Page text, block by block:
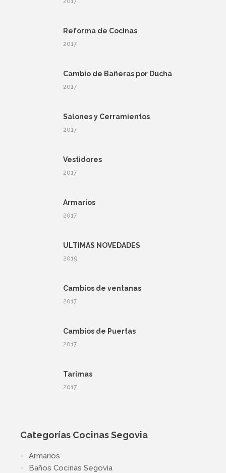
Reforma de Cocinas
2017
Cambio de Bañeras por Ducha
2017
Salones y Cerramientos
2017
Vestidores
2017
Armarios
2017
ULTIMAS NOVEDADES
2019
Cambios de ventanas
2017
Cambios de Puertas
2017
Tarimas
2017
Categorías Cocinas Segovia
Armarios
Baños Cocinas Segovia